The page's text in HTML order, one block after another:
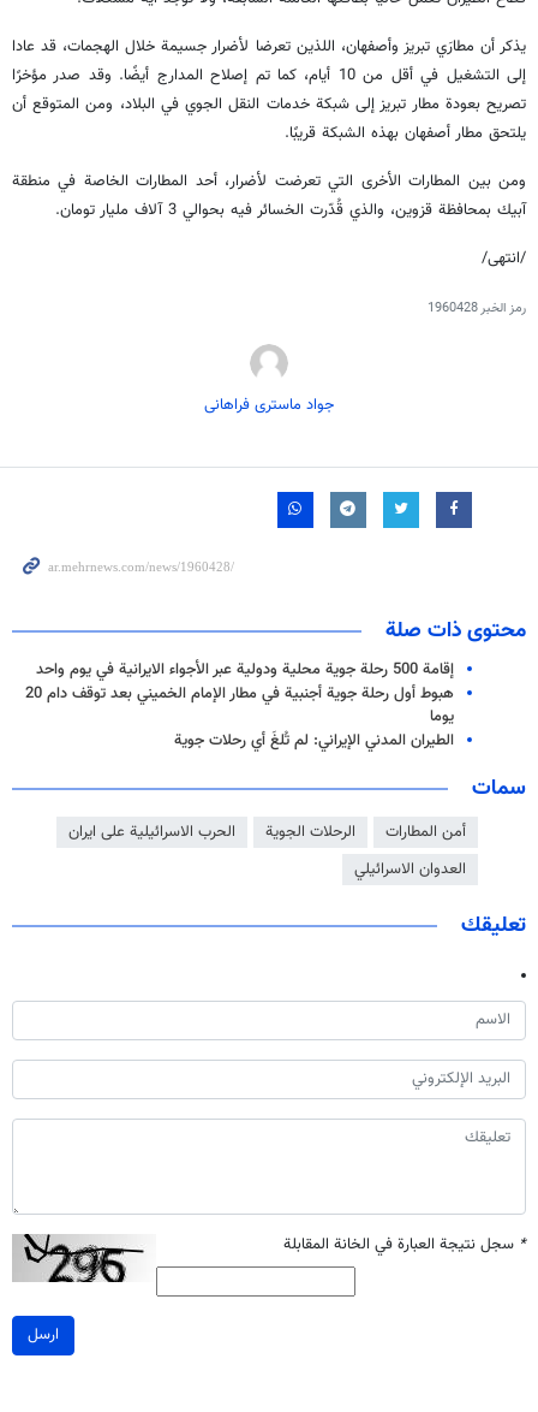
يذكر أن مطارَي تبريز وأصفهان، اللذين تعرضا لأضرار جسيمة خلال الهجمات، قد عادا
إلى التشغيل في أقل من 10 أيام، كما تم إصلاح المدارج أيضًا. وقد صدر مؤخرًا
تصريح بعودة مطار تبريز إلى شبكة خدمات النقل الجوي في البلاد، ومن المتوقع أن
يلتحق مطار أصفهان بهذه الشبكة قريبًا.
ومن بين المطارات الأخرى التي تعرضت لأضرار، أحد المطارات الخاصة في منطقة
آبيك بمحافظة قزوين، والذي قُدّرت الخسائر فيه بحوالي 3 آلاف مليار تومان.
/انتهى/
رمز الخبر1960428
جواد ماستری فراهانی
محتوى ذات صلة
إقامة 500 رحلة جوية محلية ودولية عبر الأجواء الايرانية في يوم واحد
هبوط أول رحلة جوية أجنبية في مطار الإمام الخميني بعد توقف دام 20
يوما
الطيران المدني الإيراني: لم تُلغَ أي رحلات جوية
سمات
أمن المطارات الرحلات الجوية
الحرب الاسرائيلية على ايران
العدوان الاسرائيلي
تعليقك
* سجل نتيجة العبارة في الخانة المقابلة
ارسل